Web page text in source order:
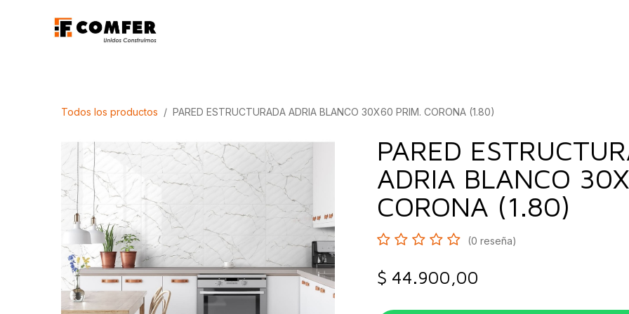
Todos los productos PARED ESTRUCTURADA ADRIA BLANCO 30X60 PRIM. CORONA (1.80)
PARED
ADRIA BLANCO
CORONA (1.80)
(0 reseña)
$ 44.900,00